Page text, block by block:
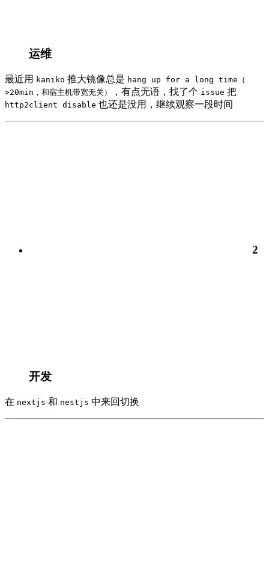
运维
最近用 kaniko 推大镜像总是 hang up for a long time（
>20min，和宿主机带宽无关）
，有点无语，找了个 issue 把
http2client disable 也还是没用，继续观察一段时间
2
开发
在 nextjs 和 nestjs 中来回切换